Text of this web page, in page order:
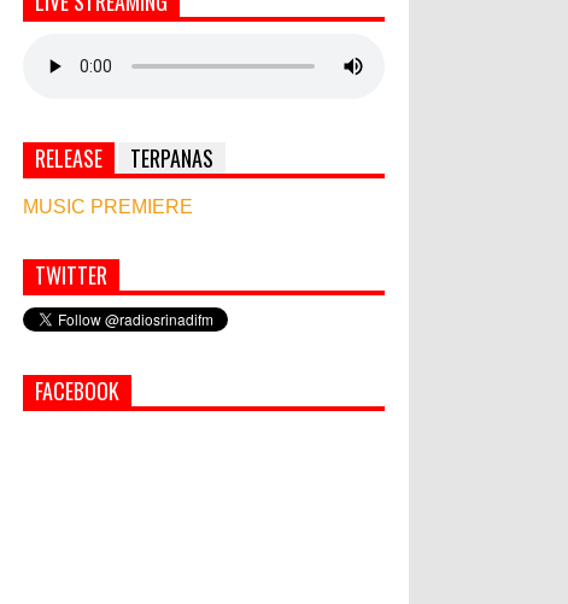
RELEASE TERPANAS
MUSIC PREMIERE
Simbol Persahabatan, RI Bangun Islamic Centre
di Afghanistan
Sustainability dan Kemanusiaan
TWITTER
FACEBOOK